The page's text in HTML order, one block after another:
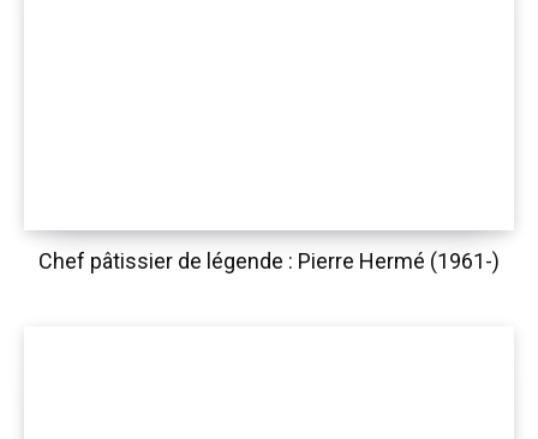
Chef pâtissier de légende : Pierre Hermé (1961-)